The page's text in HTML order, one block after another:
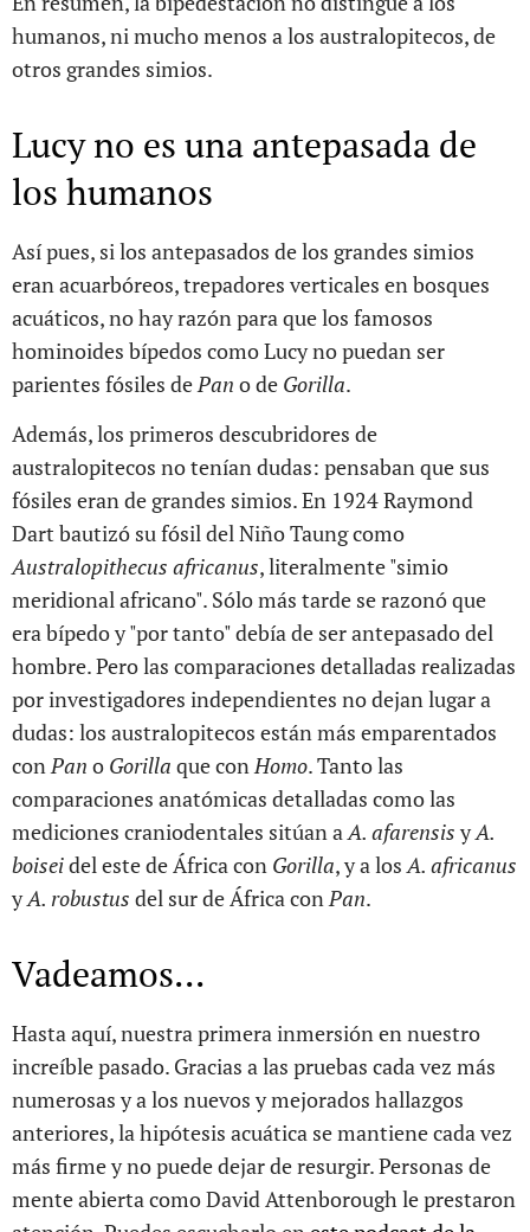
humanos, ni mucho menos a los australopitecos, de
otros grandes simios.
Lucy no es una antepasada de
los humanos
Así pues, si los antepasados de los grandes simios
eran acuarbóreos, trepadores verticales en bosques
acuáticos, no hay razón para que los famosos
hominoides bípedos como Lucy no puedan ser
parientes fósiles dePan o de Gorilla.
Además, los primeros descubridores de
australopitecos no tenían dudas: pensaban que sus
fósiles eran de grandes simios. En 1924 Raymond
Dart bautizó su fósil del Niño Taung como
Australopithecus africanus, literalmente "simio
meridional africano". Sólo más tarde se razonó que
era bípedo y "por tanto" debía de ser antepasado del
hombre. Pero las comparaciones detalladas realizadas
por investigadores independientes no dejan lugar a
dudas: los australopitecos están más emparentados
conPan o Gorilla que conHomo. Tanto las
comparaciones anatómicas detalladas como las
mediciones craniodentales sitúan aA. afarensis yA.
boiseidel este de África con Gorilla, y a losA. africanus
yA. robustus del sur de África conPan.
Vadeamos...
Hasta aquí, nuestra primera inmersión en nuestro
increíble pasado. Gracias a las pruebas cada vez más
numerosas y a los nuevos y mejorados hallazgos
anteriores, la hipótesis acuática se mantiene cada vez
más firme y no puede dejar de resurgir. Personas de
mente abierta como David Attenborough le prestaron